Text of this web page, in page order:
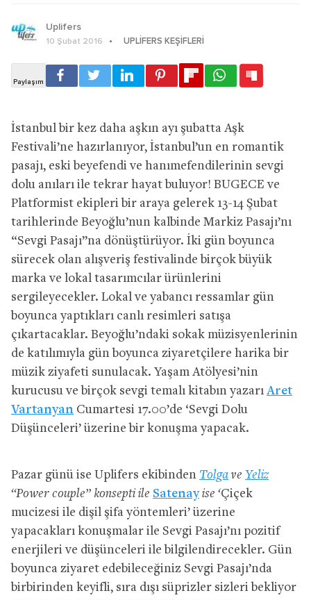
Uplifers
10 Şubat 2016 UPLIFERS KEŞIFLERI
İstanbul bir kez daha aşkın ayı şubatta Aşk
Festivali’ne hazırlanıyor, İstanbul’un en romantik
pasajı, eski beyefendi ve hanımefendilerinin sevgi
dolu anıları ile tekrar hayat buluyor! BUGECE ve
Platformist ekipleri bir araya gelerek 13-14 Şubat
tarihlerinde Beyoğlu’nun kalbinde Markiz Pasajı’nı
“Sevgi Pasajı”na dönüştürüyor. İki gün boyunca
sürecek olan alışveriş festivalinde birçok büyük
marka ve lokal tasarımcılar ürünlerini
sergileyecekler. Lokal ve yabancı ressamlar gün
boyunca yaptıkları canlı resimleri satışa
çıkartacaklar. Beyoğlu’ndaki sokak müzisyenlerinin
de katılımıyla gün boyunca ziyaretçilere harika bir
müzik ziyafeti sunulacak. Yaşam Atölyesi’nin
kurucusu ve birçok sevgi temalı kitabın yazarı Aret
Vartanyan Cumartesi 17.00’de ‘Sevgi Dolu
Düşünceleri’ üzerine bir konuşma yapacak.
Pazar günü ise Uplifers ekibinden Tolgave Yeliz
“Power couple” konsepti ile Satenay ise ‘Çiçek
mucizesi ile dişil şifa yöntemleri’ üzerine
yapacakları konuşmalar ile Sevgi Pasajı’nı pozitif
enerjileri ve düşünceleri ile bilgilendirecekler. Gün
boyunca ziyaret edebileceğiniz Sevgi Pasajı’nda
birbirinden keyifli, sıra dışı süprizler sizleri bekliyor